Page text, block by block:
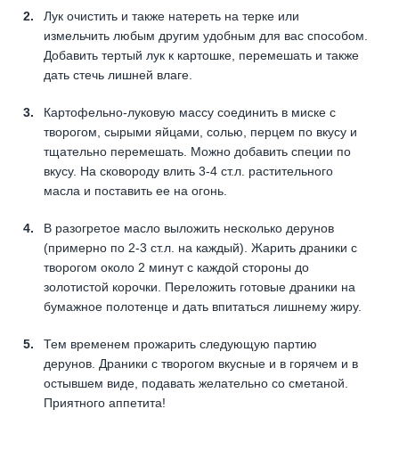
Лук очистить и также натереть на терке или
измельчить любым другим удобным для вас способом.
Добавить тертый лук к картошке, перемешать и также
дать стечь лишней влаге.
Картофельно-луковую массу соединить в миске с
творогом, сырыми яйцами, солью, перцем по вкусу и
тщательно перемешать. Можно добавить специи по
вкусу. На сковороду влить 3-4 ст.л. растительного
масла и поставить ее на огонь.
В разогретое масло выложить несколько дерунов
(примерно по 2-3 ст.л. на каждый). Жарить драники с
творогом около 2 минут с каждой стороны до
золотистой корочки. Переложить готовые драники на
бумажное полотенце и дать впитаться лишнему жиру.
Тем временем прожарить следующую партию
дерунов. Драники с творогом вкусные и в горячем и в
остывшем виде, подавать желательно со сметаной.
Приятного аппетита!